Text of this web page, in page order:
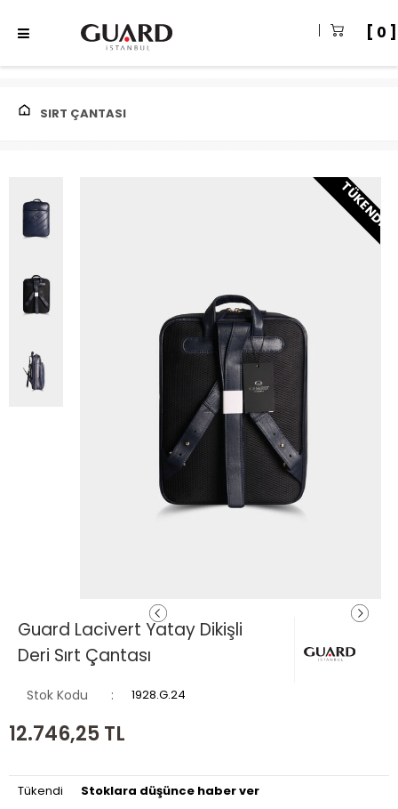
0
SIRT ÇANTASI
TÜKENDI
Guard Lacivert Yatay Dikişli
Deri Sırt Çantası
Stok Kodu 1928.G.24
12.746,25 TL
Tükendi Stoklara düşünce haber ver